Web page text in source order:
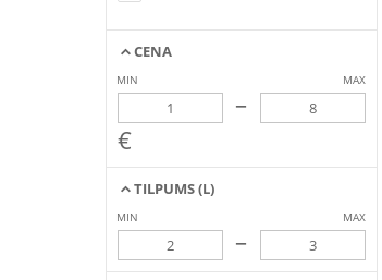
CENA
MIN MAX
–
€
TILPUMS (L)
MIN MAX
–